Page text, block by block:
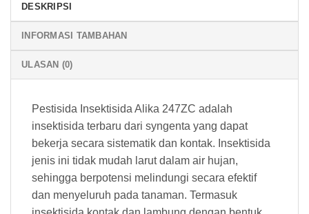
DESKRIPSI
INFORMASI TAMBAHAN
ULASAN (0)
Pestisida Insektisida Alika 247ZC adalah
insektisida terbaru dari syngenta yang dapat
bekerja secara sistematik dan kontak. Insektisida
jenis ini tidak mudah larut dalam air hujan,
sehingga berpotensi melindungi secara efektif
dan menyeluruh pada tanaman. Termasuk